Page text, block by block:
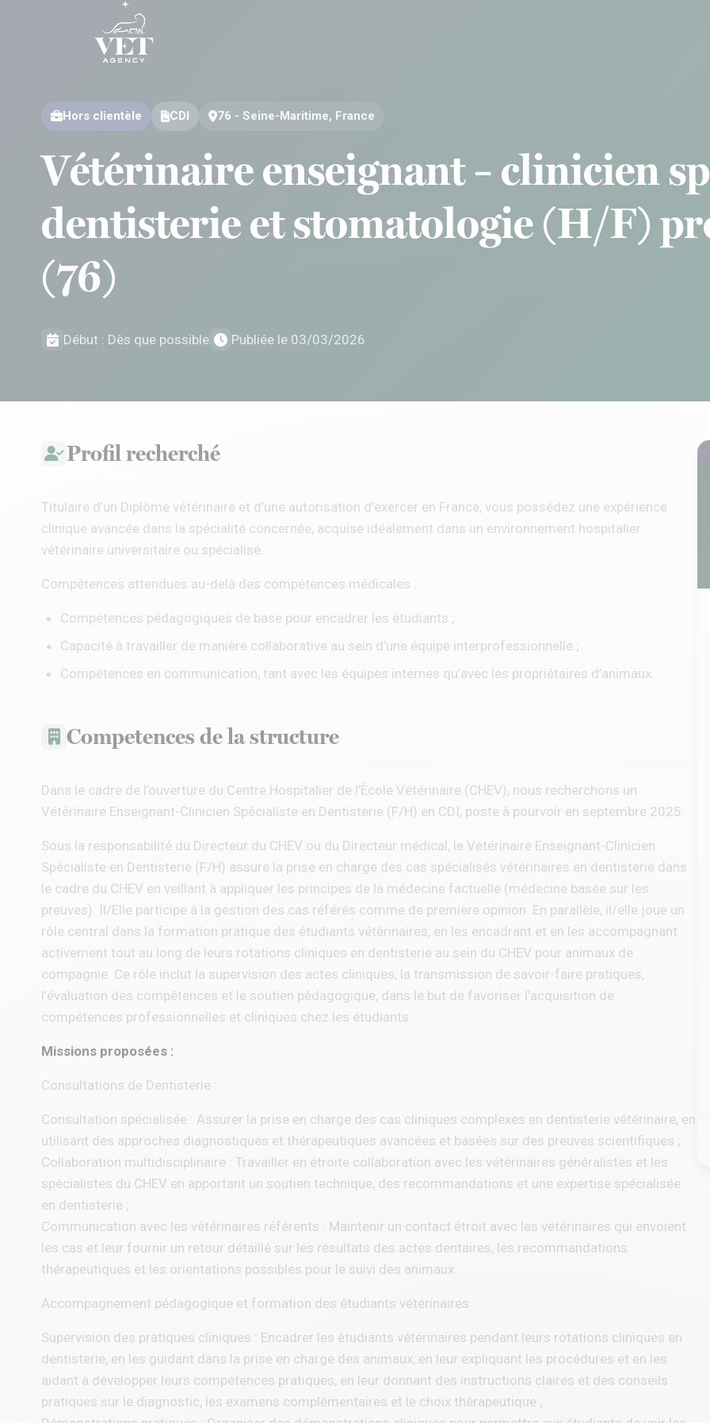
Hors clientèle CDI 76 - Seine-Maritime, France
Vétérinaire enseignant – clinicien
dentisterie et stomatologie (H/F)
(76)
Début : Dès que possible Publiée le 03/03/2026
Profil recherché
Titulaire d’un Diplôme vétérinaire et d’une autorisation d’exercer en France, vous possédez une expérience
clinique avancée dans la spécialité concernée, acquise idéalement dans un environnement hospitalier
vétérinaire universitaire ou spécialisé.
Compétences attendues au-delà des compétences médicales :
Compétences pédagogiques de base pour encadrer les étudiants ;
Capacité à travailler de manière collaborative au sein d’une équipe interprofessionnelle ;
Compétences en communication, tant avec les équipes internes qu’avec les propriétaires d’animaux.
Competences de la structure
Dans le cadre de l’ouverture du Centre Hospitalier de l’École Vétérinaire (CHEV), nous recherchons un
Vétérinaire Enseignant-Clinicien Spécialiste en Dentisterie (F/H) en CDI, poste à pourvoir en septembre 2025.
Sous la responsabilité du Directeur du CHEV ou du Directeur médical, le Vétérinaire Enseignant-Clinicien
Spécialiste en Dentisterie (F/H) assure la prise en charge des cas spécialisés vétérinaires en dentisterie dans
le cadre du CHEV en veillant à appliquer les principes de la médecine factuelle (médecine basée sur les
preuves). Il/Elle participe à la gestion des cas référés comme de première opinion. En parallèle, il/elle joue un
rôle central dans la formation pratique des étudiants vétérinaires, en les encadrant et en les accompagnant
activement tout au long de leurs rotations cliniques en dentisterie au sein du CHEV pour animaux de
compagnie. Ce rôle inclut la supervision des actes cliniques, la transmission de savoir-faire pratiques,
l’évaluation des compétences et le soutien pédagogique, dans le but de favoriser l’acquisition de
compétences professionnelles et cliniques chez les étudiants.
Missions proposées :
Consultations de Dentisterie :
Consultation spécialisée : Assurer la prise en charge des cas cliniques complexes en dentisterie vétérinaire, en
utilisant des approches diagnostiques et thérapeutiques avancées et basées sur des preuves scientifiques ;
Collaboration multidisciplinaire : Travailler en étroite collaboration avec les vétérinaires généralistes et les
spécialistes du CHEV en apportant un soutien technique, des recommandations et une expertise spécialisée
en dentisterie ;
Communication avec les vétérinaires référents : Maintenir un contact étroit avec les vétérinaires qui envoient
les cas et leur fournir un retour détaillé sur les résultats des actes dentaires, les recommandations
thérapeutiques et les orientations possibles pour le suivi des animaux.
Accompagnement pédagogique et formation des étudiants vétérinaires :
Supervision des pratiques cliniques : Encadrer les étudiants vétérinaires pendant leurs rotations cliniques en
dentisterie, en les guidant dans la prise en charge des animaux, en leur expliquant les procédures et en les
aidant à développer leurs compétences pratiques, en leur donnant des instructions claires et des conseils
pratiques sur le diagnostic, les examens complémentaires et le choix thérapeutique ;